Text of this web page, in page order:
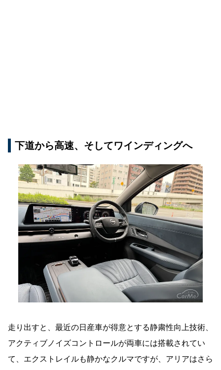
下道から高速、そしてワインディングへ
走り出すと、最近の日産車が得意とする静粛性向上技術、
アクティブノイズコントロールが両車には搭載されてい
て、エクストレイルも静かなクルマですが、アリアはさら